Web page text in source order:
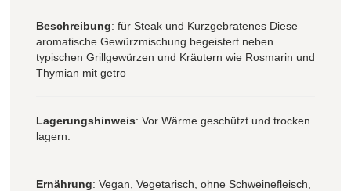
Beschreibung: für Steak und Kurzgebratenes Diese
aromatische Gewürzmischung begeistert neben
typischen Grillgewürzen und Kräutern wie Rosmarin und
Thymian mit getro
Lagerungshinweis: Vor Wärme geschützt und trocken
lagern.
Ernährung: Vegan, Vegetarisch, ohne Schweinefleisch,